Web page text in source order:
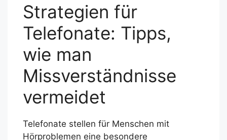
Strategien für
Telefonate: Tipps,
wie man
Missverständnisse
vermeidet
Telefonate stellen für Menschen mit
Hörproblemen eine besondere